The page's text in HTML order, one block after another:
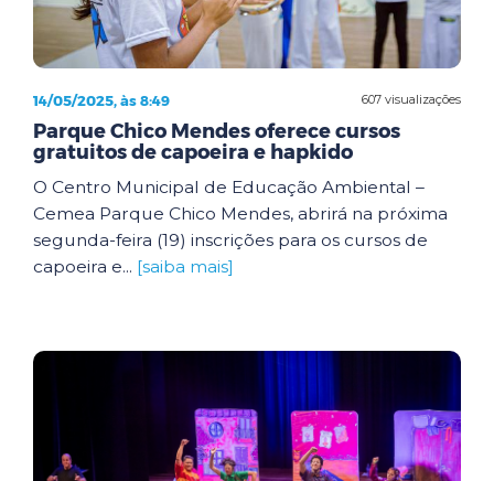
607 visualizações
14/05/2025, às 8:49
Parque Chico Mendes oferece cursos
gratuitos de capoeira e hapkido
O Centro Municipal de Educação Ambiental –
Cemea Parque Chico Mendes, abrirá na próxima
segunda-feira (19) inscrições para os cursos de
capoeira e... [saiba mais]